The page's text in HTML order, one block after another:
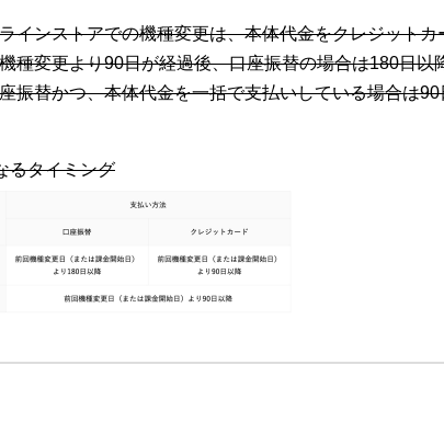
インストアでの機種変更は、本体代金をクレジットカ
種変更より90日が経過後、口座振替の場合は180日以
振替かつ、本体代金を一括で支払いしている場合は
るタイミング